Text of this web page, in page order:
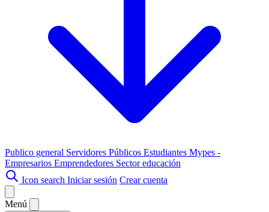
Publico general Servidores Públicos Estudiantes Mypes -
Empresarios Emprendedores Sector educación
Icon search Iniciar sesión Crear cuenta
Menú